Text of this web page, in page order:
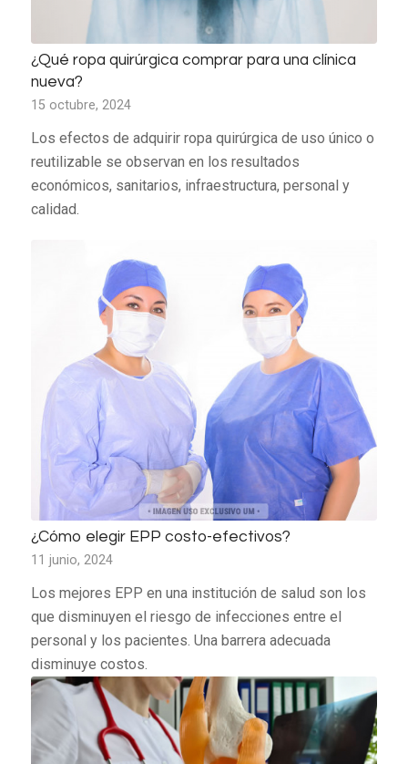
¿Qué ropa quirúrgica comprar para una clínica
nueva?
15 octubre, 2024
Los efectos de adquirir ropa quirúrgica de uso único o
reutilizable se observan en los resultados
económicos, sanitarios, infraestructura, personal y
calidad.
¿Cómo elegir EPP costo-efectivos?
11 junio, 2024
Los mejores EPP en una institución de salud son los
que disminuyen el riesgo de infecciones entre el
personal y los pacientes. Una barrera adecuada
disminuye costos.